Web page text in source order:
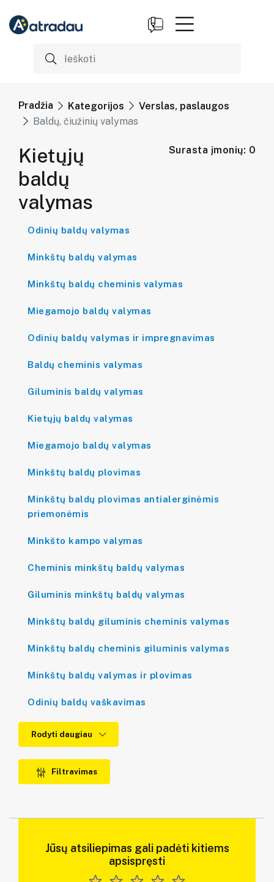
Pradžia Kategorijos
Verslas, paslaugos
Baldų, čiužinių valymas
Kietųjų
baldų
valymas
Surasta įmonių: 0
Odinių baldų valymas
Minkštų baldų valymas
Minkštų baldų cheminis valymas
Miegamojo baldų valymas
Odinių baldų valymas ir impregnavimas
Baldų cheminis valymas
Giluminis baldų valymas
Kietųjų baldų valymas
Miegamojo baldų valymas
Minkštų baldų plovimas
Minkštų baldų plovimas antialerginėmis
priemonėmis
Minkšto kampo valymas
Cheminis minkštų baldų valymas
Giluminis minkštų baldų valymas
Minkštų baldų giluminis cheminis valymas
Minkštų baldų cheminis giluminis valymas
Minkštų baldų valymas ir plovimas
Odinių baldų vaškavimas
Rodyti daugiau
Filtravimas
Jūsų atsiliepimas gali padėti kitiems
apsispręsti